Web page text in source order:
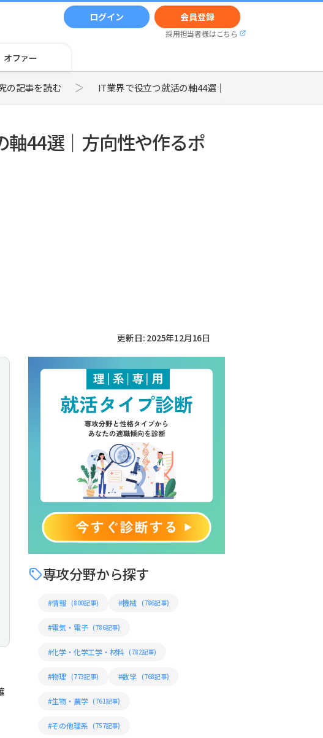
ログイン 会員登録
採用担当者様はこちら
オファー
の記事を読む IT業界で役立つ就活の軸44選｜方向性や作るポイント
軸44選｜方向性や作るポ
更新日: 2025年12月16日
専攻分野から探す
#情報 (800記事) #機械 (786記事)
#電気・電子 (786記事)
#化学・化学工学・材料 (782記事)
#物理 (773記事) #数学 (768記事)
#生物・農学 (761記事)
#その他理系 (757記事)